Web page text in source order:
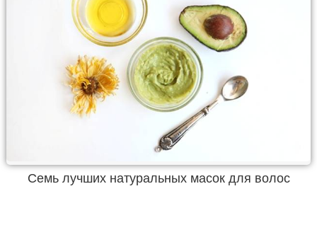
Семь лучших натуральных масок для волос